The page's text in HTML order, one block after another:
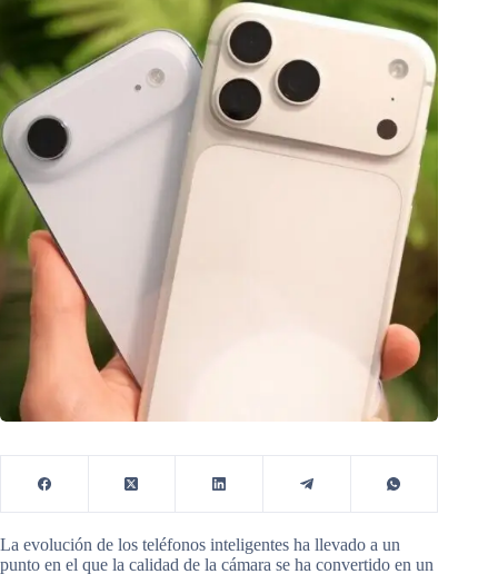
La evolución de los teléfonos inteligentes ha llevado a un
punto en el que la calidad de la cámara se ha convertido en un